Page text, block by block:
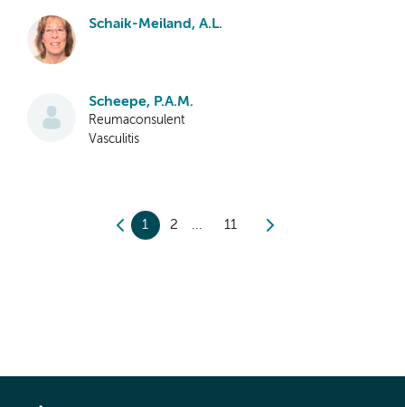
Schaik-Meiland, A.L.
Scheepe, P.A.M.
Reumaconsulent
Vasculitis
1 2 11